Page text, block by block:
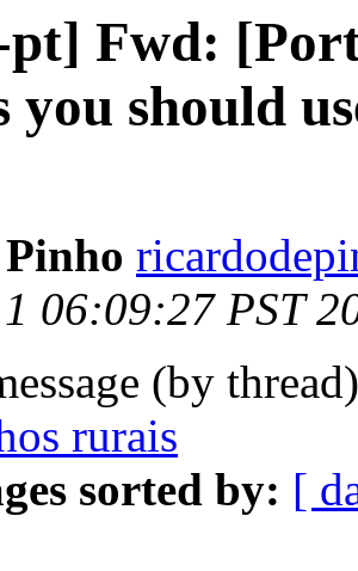
Fwd:
you should
06:09:27 PST
(by
rurais
sorted by: [